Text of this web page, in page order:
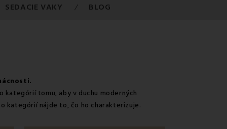
SEDACIE VAKY BLOG
tomu, aby v duchu moderných
kategórií nájde to, čo ho charakterizuje.